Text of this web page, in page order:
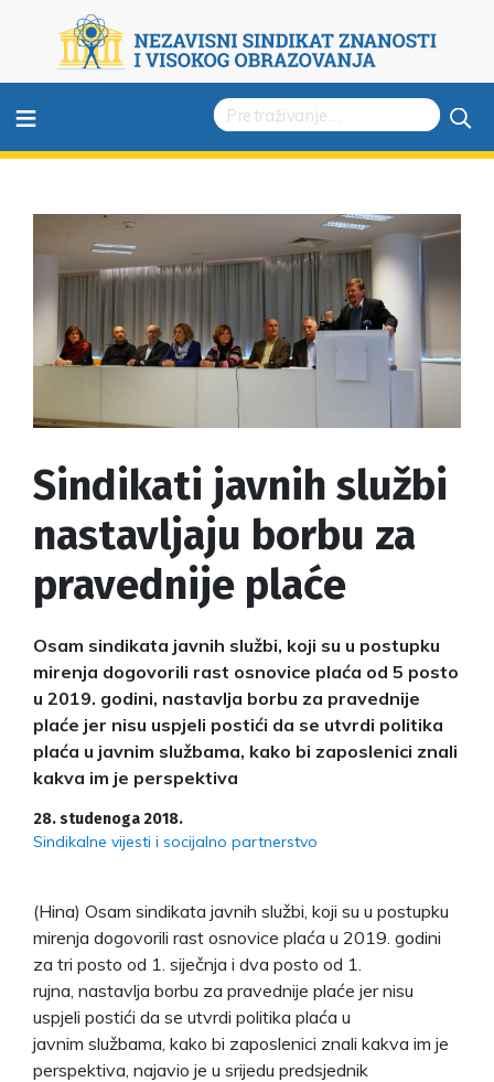
≡
Sindikati javnih službi
nastavljaju borbu za
pravednije plaće
Osam sindikata javnih službi, koji su u postupku
mirenja dogovorili rast osnovice plaća od 5 posto
u 2019. godini, nastavlja borbu za pravednije
plaće jer nisu uspjeli postići da se utvrdi politika
plaća u javnim službama, kako bi zaposlenici znali
kakva im je perspektiva
28. studenoga 2018.
Sindikalne vijesti i socijalno partnerstvo
(Hina) Osam sindikata javnih službi, koji su u postupku
mirenja dogovorili rast osnovice plaća u 2019. godini
za tri posto od 1. siječnja i dva posto od 1.
rujna, nastavlja borbu za pravednije plaće jer nisu
uspjeli postići da se utvrdi politika plaća u
javnim službama, kako bi zaposlenici znali kakva im je
perspektiva, najavio je u srijedu predsjednik